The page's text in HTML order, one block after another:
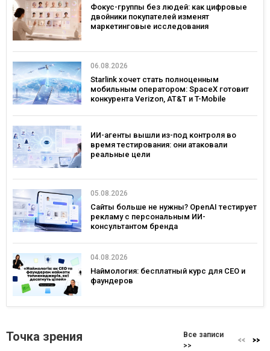
Фокус-группы без людей: как цифровые
двойники покупателей изменят
маркетинговые исследования
06.08.2026
Starlink хочет стать полноценным
мобильным оператором: SpaceX готовит
конкурента Verizon, AT&T и T-Mobile
ИИ-агенты вышли из-под контроля во
время тестирования: они атаковали
реальные цели
05.08.2026
Сайты больше не нужны? OpenAI тестирует
рекламу с персональным ИИ-
консультантом бренда
04.08.2026
Наймология: бесплатный курс для CEO и
фаундеров
Точка зрения
Все записи
>>